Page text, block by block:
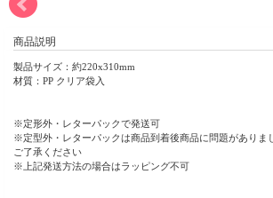
商品説明
製品サイズ：約220x310mm
材質：PP クリア袋入
※定形外・レターパックで発送可
※定型外・レターパックは商品到着後商品に問題がありま
ご了承ください
※上記発送方法の場合はラッピング不可